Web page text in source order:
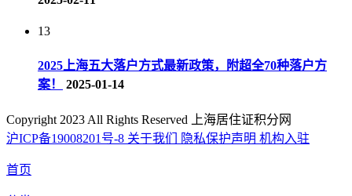
13
2025上海五大落户方式最新政策，附超全70种落户方
案！
2025-01-14
Copyright 2023 All Rights Reserved 上海居住证积分网
沪ICP备19008201号-8 关于我们 隐私保护声明 机构入驻
首页